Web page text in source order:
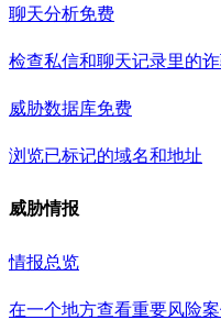
聊天分析免费
检查私信和聊天记录里的
威胁数据库免费
浏览已标记的域名和地址
威胁情报
情报总览
在一个地方查看重要风险